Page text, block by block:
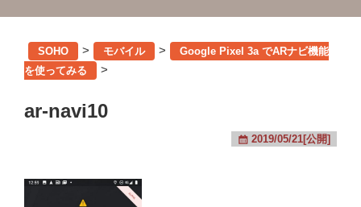
SOHO > モバイル >
Google Pixel 3a でARナビ機能
を使ってみる
>
ar-navi10
2019/05/21[公開]